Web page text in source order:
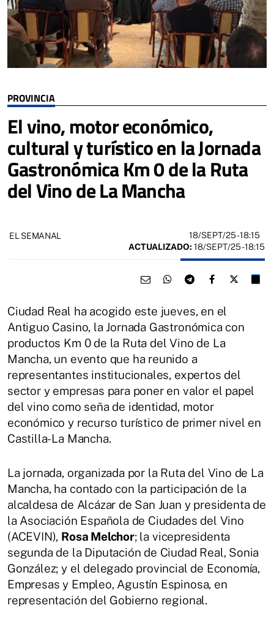
PROVINCIA
El vino, motor económico,
cultural y turístico en la Jornada
Gastronómica Km 0 de la Ruta
del Vino de La Mancha
EL SEMANAL 18/SEPT/25- 18:15
ACTUALIZADO: 18/SEPT/25 - 18:15
Ciudad Real ha acogido este jueves, en el
Antiguo Casino, la Jornada Gastronómica con
productos Km 0 de la Ruta del Vino de La
Mancha, un evento que ha reunido a
representantes institucionales, expertos del
sector y empresas para poner en valor el papel
del vino como seña de identidad, motor
económico y recurso turístico de primer nivel en
Castilla-La Mancha.
La jornada, organizada por la Ruta del Vino de La
Mancha, ha contado con la participación de la
alcaldesa de Alcázar de San Juan y presidenta de
la Asociación Española de Ciudades del Vino
(ACEVIN), Rosa Melchor; la vicepresidenta
segunda de la Diputación de Ciudad Real, Sonia
González; y el delegado provincial de Economía,
Empresas y Empleo, Agustín Espinosa, en
representación del Gobierno regional.